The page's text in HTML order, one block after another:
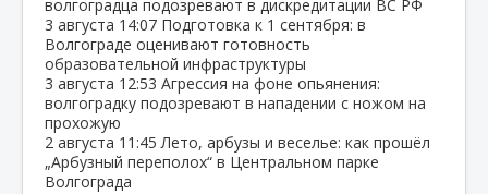
волгоградца подозревают в дискредитации ВС РФ
3 августа 14:07 Подготовка к 1 сентября: в
Волгограде оценивают готовность
образовательной инфраструктуры
3 августа 12:53 Агрессия на фоне опьянения:
волгоградку подозревают в нападении с ножом на
прохожую
2 августа 11:45 Лето, арбузы и веселье: как прошёл
„Арбузный переполох“ в Центральном парке
Волгограда